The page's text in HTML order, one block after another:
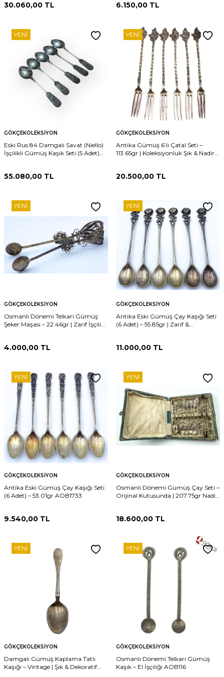
30.060,00 TL 6.150,00 TL
YENI
GÖKÇEKOLEKSIYON
Eski Rus 84 Damgalı Savat (Niello)
İşçilikli Gümüş Kaşık Seti (5 Adet)
55.080,00 TL
YENI
GÖKÇEKOLEKSIYON
Antika Gümüş 6’lı Çatal Seti –
113.65gr | Koleksiyonluk Şık & Nadir
20.500,00 TL
YENI
GÖKÇEKOLEKSIYON
Osmanlı Dönemi Telkari Gümüş
Şeker Maşası – 22.46gr | Zarif İşçilikli
4.000,00 TL
YENI
GÖKÇEKOLEKSIYON
Antika Eski Gümüş Çay Kaşığı Seti
(6 Adet) – 55.85gr | Zarif &
11.000,00 TL
YENI
GÖKÇEKOLEKSIYON
Antika Eski Gümüş Çay Kaşığı Seti
(6 Adet) – 53.01gr AOB1733
9.540,00 TL
YENI
GÖKÇEKOLEKSIYON
Osmanlı Dönemi Gümüş Çay Seti –
Orijinal Kutusunda | 207.75gr Nadir
18.600,00 TL
YENI
GÖKÇEKOLEKSIYON
Damgalı Gümüş Kaplama Tatlı
Kaşığı – Vintage | Şık & Dekoratif
YENI
GÖKÇEKOLEKSIYON
Osmanlı Dönemi Telkari Gümüş
Kaşık – El İşçiliği AOB116